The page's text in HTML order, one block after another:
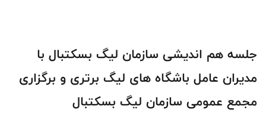
جلسه هم اندیشی سازمان لیگ بسکتبال با
مدیران عامل باشگاه های لیگ برتری و برگزاری
مجمع عمومی سازمان لیگ بسکتبال